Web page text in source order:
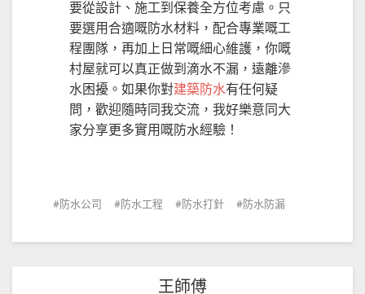
要從設計、施工到保養全方位考慮。只
要選用合適嘅防水材料，配合專業嘅工
程團隊，再加上日常嘅細心維護，你嘅
村屋就可以真正做到滴水不漏，遠離滲
水困擾。如果你對建築防水有任何疑
問，歡迎隨時同我交流，我好樂意同大
家分享更多實用嘅防水經驗！
防水公司 防水工程 防水打針 防水防漏
王師傅